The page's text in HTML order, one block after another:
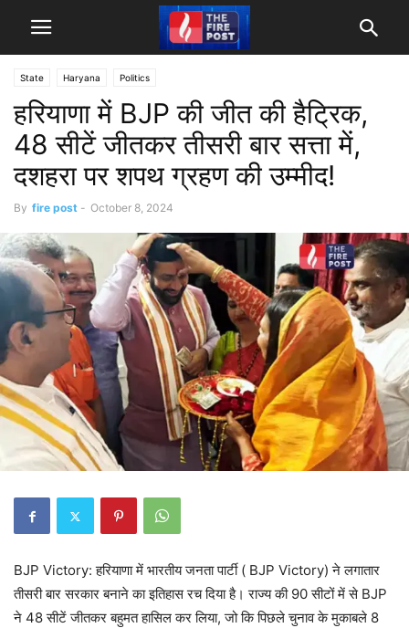
State Haryana Politics
हरियाणा में BJP की जीत की हैट्रिक,
48 सीटें जीतकर तीसरी बार सत्ता में,
दशहरा पर शपथ ग्रहण की उम्मीद!
By fire post - October 8, 2024
BJP Victory: हरियाणा में भारतीय जनता पार्टी ( BJP Victory) ने लगातार
तीसरी बार सरकार बनाने का इतिहास रच दिया है। राज्य की 90 सीटों में से BJP
ने 48 सीटें जीतकर बहुमत हासिल कर लिया, जो कि पिछले चुनाव के मुकाबले 8